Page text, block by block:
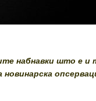
набнавки што е и